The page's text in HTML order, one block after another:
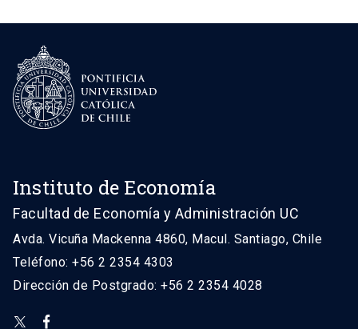
Instituto de Economía
Facultad de Economía y Administración UC
Avda. Vicuña Mackenna 4860, Macul. Santiago, Chile
Teléfono: +56 2 2354 4303
Dirección de Postgrado: +56 2 2354 4028